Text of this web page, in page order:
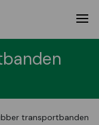
transportbanden